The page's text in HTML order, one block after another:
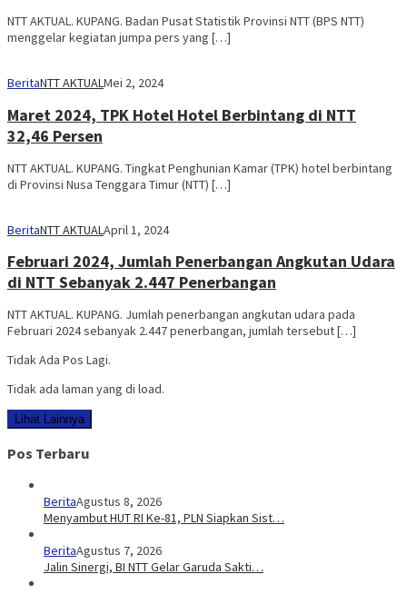
NTT AKTUAL. KUPANG. Badan Pusat Statistik Provinsi NTT (BPS NTT)
menggelar kegiatan jumpa pers yang […]
BeritaNTT AKTUALMei 2, 2024
Maret 2024, TPK Hotel Hotel Berbintang di NTT
32,46 Persen
NTT AKTUAL. KUPANG. Tingkat Penghunian Kamar (TPK) hotel berbintang
di Provinsi Nusa Tenggara Timur (NTT) […]
BeritaNTT AKTUAL April 1, 2024
Februari 2024, Jumlah Penerbangan Angkutan Udara
di NTT Sebanyak 2.447 Penerbangan
NTT AKTUAL. KUPANG. Jumlah penerbangan angkutan udara pada
Februari 2024 sebanyak 2.447 penerbangan, jumlah tersebut […]
Tidak Ada Pos Lagi.
Tidak ada laman yang di load.
Lihat Lainnya
Pos Terbaru
BeritaAgustus 8, 2026
Menyambut HUT RI Ke-81, PLN Siapkan Sist…
BeritaAgustus 7, 2026
Jalin Sinergi, BI NTT Gelar Garuda Sakti…